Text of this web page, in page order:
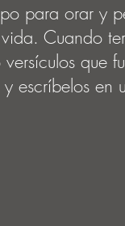
para orar y
Cuando
que
escríbelos en